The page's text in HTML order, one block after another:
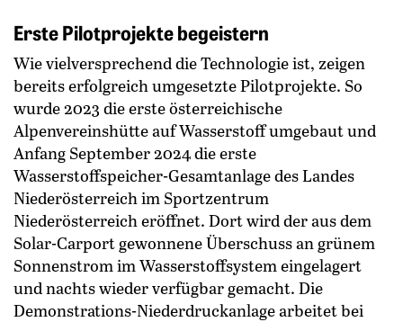
Erste Pilotprojekte begeistern
Wie vielversprechend die Technologie ist, zeigen
bereits erfolgreich umgesetzte Pilotprojekte. So
wurde 2023 die erste österreichische
Alpenvereinshütte auf Wasserstoff umgebaut und
Anfang September 2024 die erste
Wasserstoffspeicher-Gesamtanlage des Landes
Niederösterreich im Sportzentrum
Niederösterreich eröffnet. Dort wird der aus dem
Solar-Carport gewonnene Überschuss an grünem
Sonnenstrom im Wasserstoffsystem eingelagert
und nachts wieder verfügbar gemacht. Die
Demonstrations-Niederdruckanlage arbeitet bei